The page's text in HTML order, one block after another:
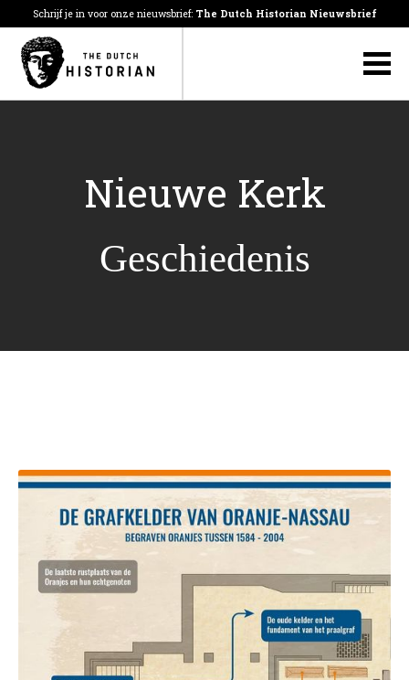
Schrijf je in voor onze nieuwsbrief: The Dutch Historian Nieuwsbrief
Nieuwe Kerk
Geschiedenis